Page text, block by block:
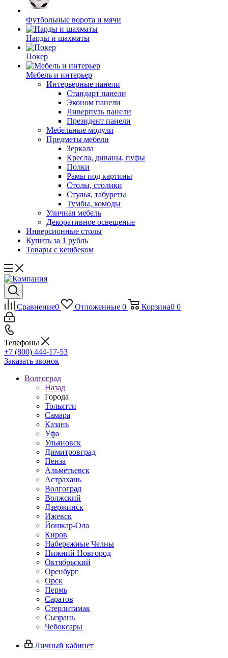
Футбольные ворота и мячи
Нарды и шахматы
Покер
Мебель и интерьер
Интерьерные панели
Стандарт панели
Эконом панели
Ливерпуль панели
Президент панели
Мебельные модули
Предметы мебели
Зеркала
Кресла, диваны, пуфы
Полки
Рамы под картины
Столы, столики
Стулья, табуреты
Тумбы, комоды
Уличная мебель
Декоративное освещение
Инверсионные столы
Купить за 1 рубль
Товары с кешбеком
Сравнение0 Отложенные 0 Корзина0 0
Телефоны
+7 (800) 444-17-53
Заказать звонок
Волгоград
Назад
Города
Тольятти
Самара
Казань
Уфа
Ульяновск
Димитровград
Пенза
Альметьевск
Астрахань
Волгоград
Волжский
Дзержинск
Ижевск
Йошкар-Ола
Киров
Набережные Челны
Нижний Новгород
Октябрьский
Оренбург
Орск
Пермь
Саратов
Стерлитамак
Сызрань
Чебоксары
Личный кабинет